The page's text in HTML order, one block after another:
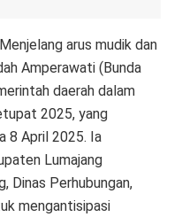
arus mudik dan
Amperawati (Bunda
daerah dalam
2025, yang
8 April 2025. Ia
Lumajang
Dinas Perhubungan,
mengantisipasi